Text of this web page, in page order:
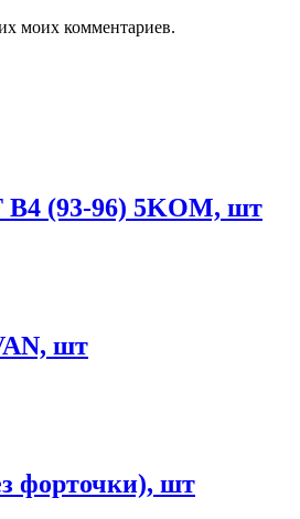
моих комментариев.
B4 (93-96) 5KOM, шт
шт
форточки), шт